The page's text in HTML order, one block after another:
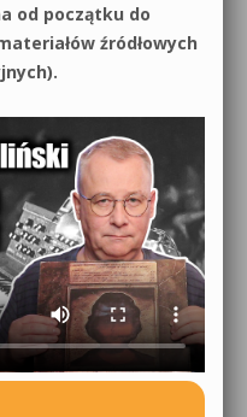
od początku do
źródłowych